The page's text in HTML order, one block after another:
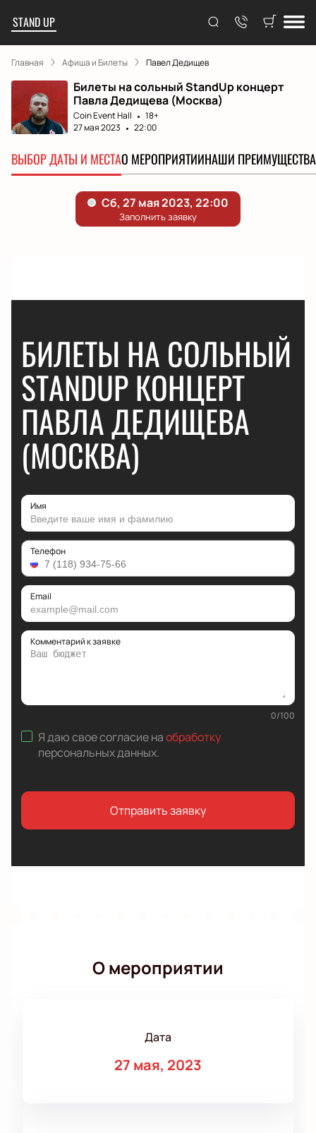
STAND UP
Главная Афиша и Билеты Павел Дедищев
Билеты на сольный StandUp концерт
Павла Дедищева (Москва)
Coin Event Hall
18+
27 мая 2023
22:00
ВЫБОР ДАТЫ И МЕСТАО МЕРОПРИЯТИИНАШИ ПРЕИМУЩЕСТВА
БИЛЕТЫ НА СОЛЬНЫЙ
STANDUP КОНЦЕРТ
ПАВЛА ДЕДИЩЕВА
(МОСКВА)
Имя
Телефон
Email
Комментарий к заявке
0/100
Я даю свое согласие наобработку
персональных данных.
Отправить заявку
О мероприятии
Дата
27 мая, 2023